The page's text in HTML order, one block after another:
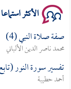
الأكثر
صفة صلاة النبي (4)
محمد ناصر الدين الألباني
تفسير سورة النور (تابع)
أحمد حطيبة